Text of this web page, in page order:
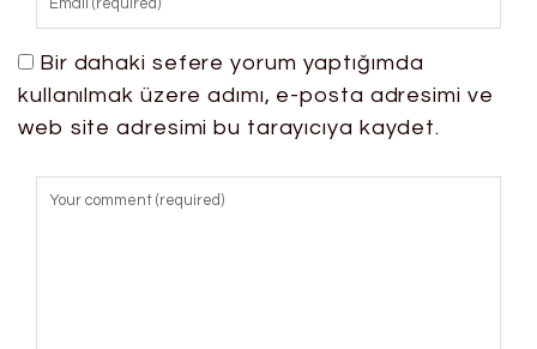
Bir dahaki sefere yorum yaptığımda
kullanılmak üzere adımı, e-posta adresimi ve
web site adresimi bu tarayıcıya kaydet.